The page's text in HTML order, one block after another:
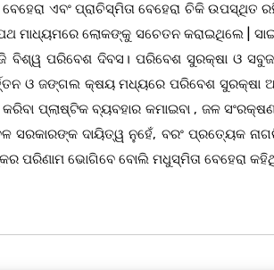
ଏବଂ ପ୍ରାଚିସ୍ମିତା ବେହେରା ଚିକି ଉପସ୍ଥିତ
ମାଧ୍ୟମରେ ଲୋକଙ୍କୁ ସଚେତନ କରାଇଥିଲେ |
ବିଶ୍ୱ ପରିବେଶ ଦିବସ। ପରିବେଶ ସୁରକ୍ଷା ଓ
ଓ ଜଙ୍ଗଲ କ୍ଷୟ ମଧ୍ୟରେ ପରିବେଶ ସୁରକ୍ଷା
ପ୍ଲାଷ୍ଟିକ ବ୍ୟବହାର କମାଇବା , ଜଳ
ସରକାରଙ୍କ ଦାୟିତ୍ୱ ନୁହେଁ, ବରଂ ପ୍ରତ୍ୟେକ
ଭୋଗିବେ ବୋଲି ମଧୁସ୍ମିତା ବେହେରା